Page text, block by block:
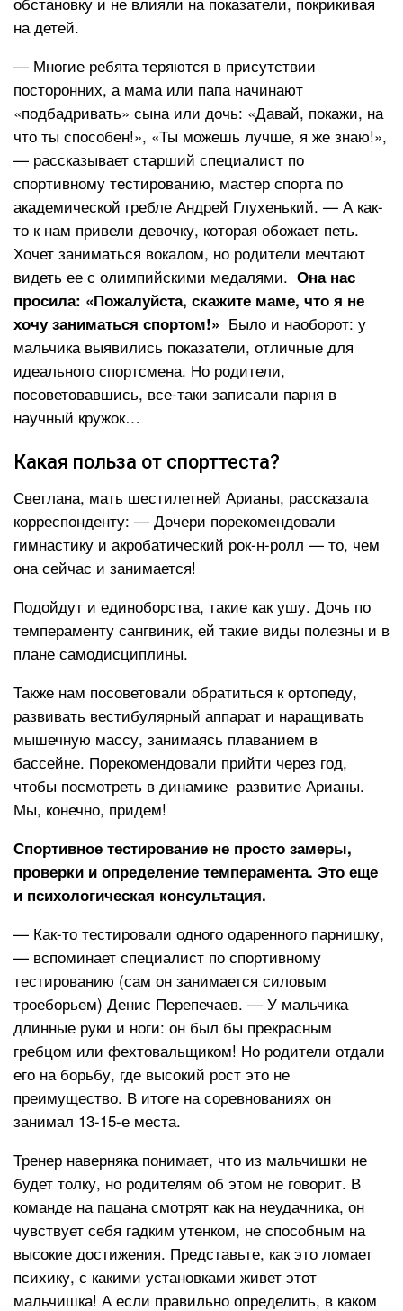
на детей.
— Многие ребята теряются в присутствии
посторонних, а мама или папа начинают
«подбадривать» сына или дочь: «Давай, покажи, на
что ты способен!», «Ты можешь лучше, я же знаю!»,
— рассказывает старший специалист по
спортивному тестированию, мастер спорта по
академической гребле Андрей Глухенький. — А как-
то к нам привели девочку, которая обожает петь.
Хочет заниматься вокалом, но родители мечтают
видеть ее с олимпийскими медалями. Она нас
просила: «Пожалуйста, скажите маме, что я не
хочу заниматься спортом!» Было и наоборот: у
мальчика выявились показатели, отличные для
идеального спортсмена. Но родители,
посоветовавшись, все-таки записали парня в
научный кружок…
Какая польза от спорттеста?
Светлана, мать шестилетней Арианы, рассказала
корреспонденту: — Дочери порекомендовали
гимнастику и акробатический рок-н-ролл — то, чем
она сейчас и занимается!
Подойдут и единоборства, такие как ушу. Дочь по
темпераменту сангвиник, ей такие виды полезны и в
плане самодисциплины.
Также нам посоветовали обратиться к ортопеду,
развивать вестибулярный аппарат и наращивать
мышечную массу, занимаясь плаванием в
бассейне. Порекомендовали прийти через год,
чтобы посмотреть в динамике развитие Арианы.
Мы, конечно, придем!
Спортивное тестирование не просто замеры,
проверки и определение темперамента. Это еще
и психологическая консультация.
— Как-то тестировали одного одаренного парнишку,
— вспоминает специалист по спортивному
тестированию (сам он занимается силовым
троеборьем) Денис Перепечаев. — У мальчика
длинные руки и ноги: он был бы прекрасным
гребцом или фехтовальщиком! Но родители отдали
его на борьбу, где высокий рост это не
преимущество. В итоге на соревнованиях он
занимал 13-15-е места.
Тренер наверняка понимает, что из мальчишки не
будет толку, но родителям об этом не говорит. В
команде на пацана смотрят как на неудачника, он
чувствует себя гадким утенком, не способным на
высокие достижения. Представьте, как это ломает
психику, с какими установками живет этот
мальчишка! А если правильно определить, в каком